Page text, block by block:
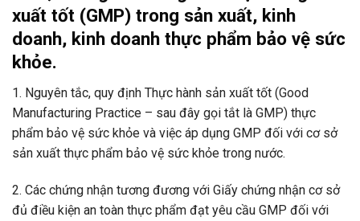
xuất tốt (GMP) trong sản xuất, kinh
doanh, kinh doanh thực phẩm bảo vệ sức
khỏe.
1. Nguyên tắc, quy định Thực hành sản xuất tốt (Good
Manufacturing Practice – sau đây gọi tắt là GMP) thực
phẩm bảo vệ sức khỏe và việc áp dụng GMP đối với cơ sở
sản xuất thực phẩm bảo vệ sức khỏe trong nước.
2. Các chứng nhận tương đương với Giấy chứng nhận cơ sở
đủ điều kiện an toàn thực phẩm đạt yêu cầu GMP đối với